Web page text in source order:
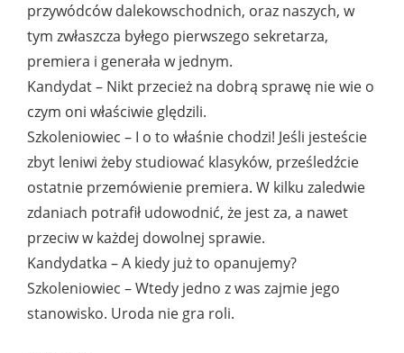
przywódców dalekowschodnich, oraz naszych, w
tym zwłaszcza byłego pierwszego sekretarza,
premiera i generała w jednym.
Kandydat – Nikt przecież na dobrą sprawę nie wie o
czym oni właściwie ględzili.
Szkoleniowiec – I o to właśnie chodzi! Jeśli jesteście
zbyt leniwi żeby studiować klasyków, prześledźcie
ostatnie przemówienie premiera. W kilku zaledwie
zdaniach potrafił udowodnić, że jest za, a nawet
przeciw w każdej dowolnej sprawie.
Kandydatka – A kiedy już to opanujemy?
Szkoleniowiec – Wtedy jedno z was zajmie jego
stanowisko. Uroda nie gra roli.